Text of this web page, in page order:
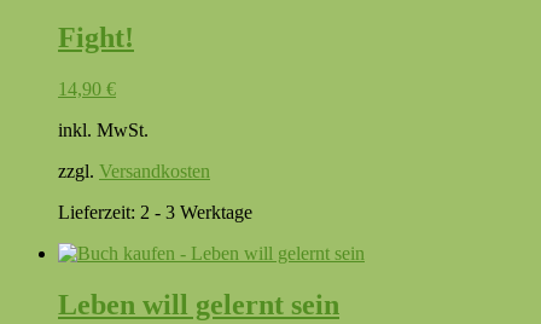
Fight!
14,90 €
inkl. MwSt.
zzgl. Versandkosten
Lieferzeit: 2 - 3 Werktage
Leben will gelernt sein